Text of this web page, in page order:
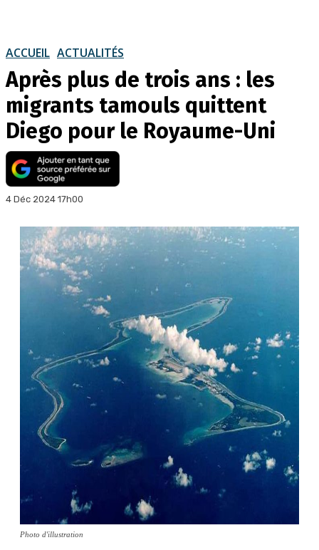
ACCUEIL ACTUALITÉS
Après plus de trois ans : les
migrants tamouls quittent
Diego pour le Royaume-Uni
4 Déc 2024 17h00
Photo d'illustration